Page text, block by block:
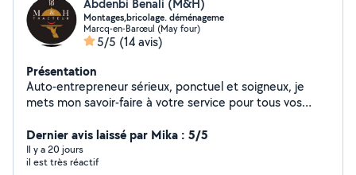
Abdenbi Benali (M&H)
Montages,bricolage. déménageme
Marcq-en-Barœul (May four)
5/5 (14 avis)
Présentation
Auto-entrepreneur sérieux, ponctuel et soigneux, je
mets mon savoir-faire à votre service pour tous vos
démontage de meubles, la fixation de téléviseurs,
d'étagères, de tringles à rideaux, de stores, de cadres
et de divers équipements. J'interviens également pour
Dernier avis laissé par Mika : 5/5
Il y a 20 jours
il est très réactif